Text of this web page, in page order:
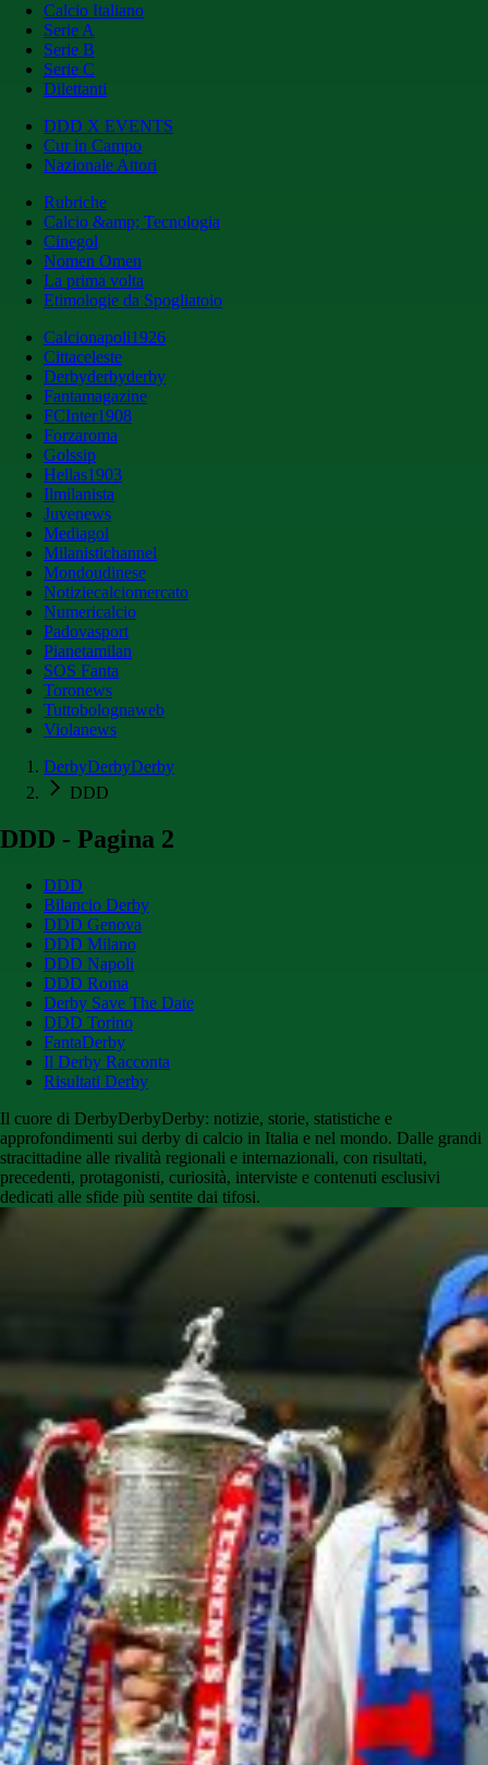
Calcio Italiano
Serie A
Serie B
Serie C
Dilettanti
DDD X EVENTS
Cur in Campo
Nazionale Attori
Rubriche
Calcio &amp; Tecnologia
Cinegol
Nomen Omen
La prima volta
Etimologie da Spogliatoio
Calcionapoli1926
Cittaceleste
Derbyderbyderby
Fantamagazine
FCInter1908
Forzaroma
Golssip
Hellas1903
Ilmilanista
Juvenews
Mediagol
Milanistichannel
Mondoudinese
Notiziecalciomercato
Numericalcio
Padovasport
Pianetamilan
SOS Fanta
Toronews
Tuttobolognaweb
Violanews
DerbyDerbyDerby
DDD
DDD - Pagina 2
DDD
Bilancio Derby
DDD Genova
DDD Milano
DDD Napoli
DDD Roma
Derby Save The Date
DDD Torino
FantaDerby
Il Derby Racconta
Risultati Derby
Il cuore di DerbyDerbyDerby: notizie, storie, statistiche e
approfondimenti sui derby di calcio in Italia e nel mondo. Dalle grandi
stracittadine alle rivalità regionali e internazionali, con risultati,
precedenti, protagonisti, curiosità, interviste e contenuti esclusivi
dedicati alle sfide più sentite dai tifosi.